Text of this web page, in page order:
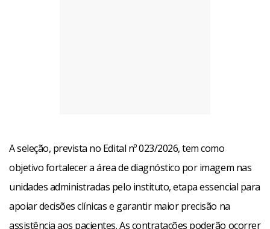
A seleção, prevista no Edital nº 023/2026, tem como
objetivo fortalecer a área de diagnóstico por imagem nas
unidades administradas pelo instituto, etapa essencial para
apoiar decisões clínicas e garantir maior precisão na
assistência aos pacientes. As contratações poderão ocorrer